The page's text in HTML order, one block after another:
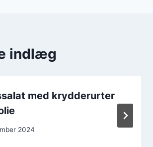
indlæg
med krydderurter
2024